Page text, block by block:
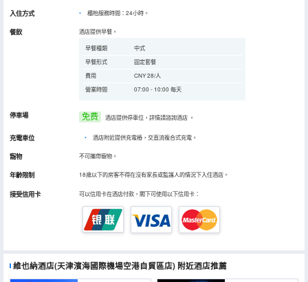
入住方式 櫃枱服務時間：24小時。
餐飲 酒店提供早餐。
早餐種類
中式
早餐形式
固定套餐
費用
CNY 28/人
營業時間
07:00 - 10:00 每天
停車場 免费 酒店提供停車位，詳情請諮詢酒店 。
充電車位 • 酒店附近提供充電樁，交直流複合式充電。
寵物 不可攜帶寵物。
年齡限制 18歲以下的房客不得在沒有家長或監護人的情況下入住酒店。
接受信用卡 可以信用卡在酒店付款，閣下可使用以下信用卡：
維也納酒店(天津濱海國際機場空港自貿區店) 附近酒店推薦